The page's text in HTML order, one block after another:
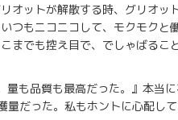
オットが解散する時、グリオ
つもニコニコして、モクモクと
までも控え目で、でしゃばるこ
も品質も最高だった。』本当に
だった。私もホントに心配して